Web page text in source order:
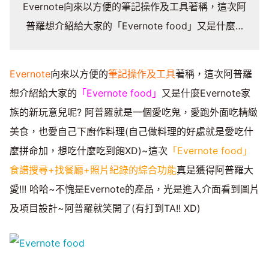
Evernote向來以方便的筆記操作及工具著稱，這次阿
普羅想介紹給大家的「Evernote food」又是什麼…
Evernote向來以方便的筆記操作及工具著稱，這次阿普羅
想介紹給大家的 「Evernote food」 又是什麼Evernote家
族的新玩意兒呢? 阿普羅就是一個愛吃鬼，愛跑外面吃精緻
美食，也愛自己下廚作料理(自己做料理的好處就是愛吃什
麼拼命加，想吃什麼吃到飽XD)~這次 「Evernote food」
食譜搜尋+找餐廳+照片紀錄的綜合功能真是獲得阿普羅大
愛!!! 哈哈~不愧是Evernote的產品，光是進入介面看到圖片
及項目設計~阿普羅就笑開了(有打到TA!! XD)